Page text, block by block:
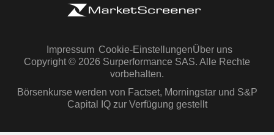
Impressum Cookie-EinstellungenÜber uns
Copyright © 2026 Surperformance SAS. Alle Rechte
vorbehalten.
Börsenkurse werden von Factset, Morningstar und S&P
Capital IQ zur Verfügung gestellt